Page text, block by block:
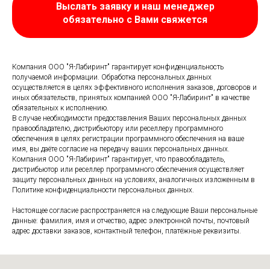
Выслать заявку и наш менеджер
обязательно с Вами свяжется
Компания ООО "Я-Лабиринт" гарантирует конфиденциальность
получаемой информации. Обработка персональных данных
осуществляется в целях эффективного исполнения заказов, договоров и
иных обязательств, принятых компанией ООО "Я-Лабиринт" в качестве
обязательных к исполнению.
В случае необходимости предоставления Ваших персональных данных
правообладателю, дистрибьютору или реселлеру программного
обеспечения в целях регистрации программного обеспечения на ваше
имя, вы даёте согласие на передачу ваших персональных данных.
Компания ООО "Я-Лабиринт" гарантирует, что правообладатель,
дистрибьютор или реселлер программного обеспечения осуществляет
защиту персональных данных на условиях, аналогичных изложенным в
Политике конфиденциальности персональных данных.
Настоящее согласие распространяется на следующие Ваши персональные
данные: фамилия, имя и отчество, адрес электронной почты, почтовый
адрес доставки заказов, контактный телефон, платёжные реквизиты.